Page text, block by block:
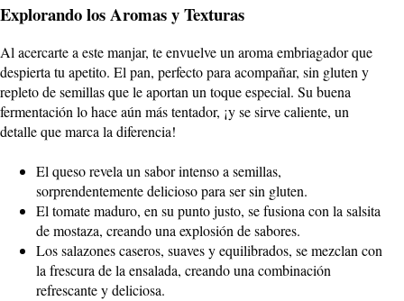
Explorando los Aromas y Texturas
Al acercarte a este manjar, te envuelve un aroma embriagador que
despierta tu apetito. El pan, perfecto para acompañar, sin gluten y
repleto de semillas que le aportan un toque especial. Su buena
fermentación lo hace aún más tentador, ¡y se sirve caliente, un
detalle que marca la diferencia!
El queso revela un sabor intenso a semillas,
sorprendentemente delicioso para ser sin gluten.
El tomate maduro, en su punto justo, se fusiona con la salsita
de mostaza, creando una explosión de sabores.
Los salazones caseros, suaves y equilibrados, se mezclan con
la frescura de la ensalada, creando una combinación
refrescante y deliciosa.